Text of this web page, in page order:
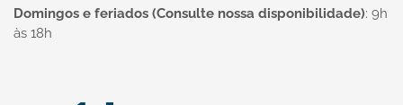
Domingos e feriados (Consulte nossa disponibilidade): 9h
às 18h